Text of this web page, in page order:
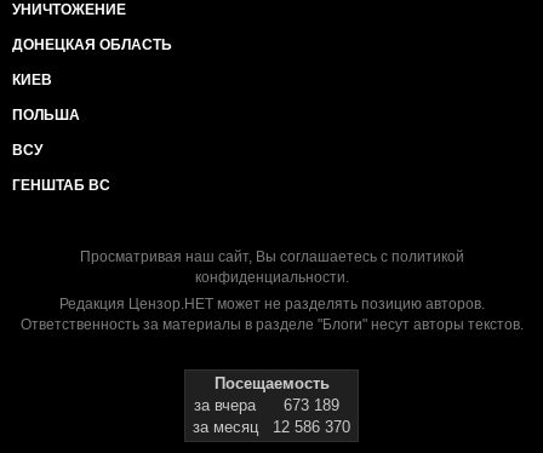
УНИЧТОЖЕНИЕ
ДОНЕЦКАЯ ОБЛАСТЬ
КИЕВ
ПОЛЬША
ВСУ
ГЕНШТАБ ВС
Просматривая наш сайт, Вы соглашаетесь с политикой
конфиденциальности.
Редакция Цензор.НЕТ может не разделять позицию авторов.
Ответственность за материалы в разделе "Блоги" несут авторы текстов.
Посещаемость
за вчера
673 189
за месяц
12 586 370